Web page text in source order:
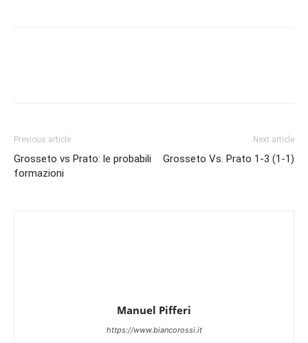
Previous article
Grosseto vs Prato: le probabili
formazioni
Next article
Grosseto Vs. Prato 1-3 (1-1)
Manuel Pifferi
https://www.biancorossi.it